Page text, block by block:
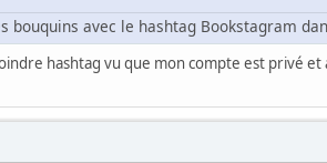
bouquins avec le hashtag Bookstagram
hashtag vu que mon compte est privé